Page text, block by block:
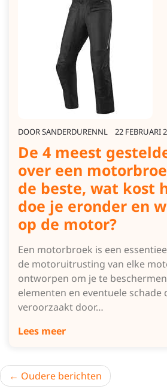
DOORSANDERDURENNL 22 FEBRUARI
De 4 meest
over een
de beste, wat kost
doe je eronder en
op de motor?
Een motorbroek is een
de motoruitrusting van elke
ontworpen om je te
elementen en eventuele schade
veroorzaakt door…
Lees meer
Berichtnavigatie
Oudere berichten